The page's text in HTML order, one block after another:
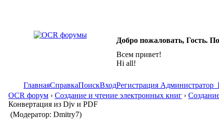
Добро пожаловать, Гость.
Всем привет!
Hi all!
ГлавнаяСправкаПоискВходРегистрация Администратор
OCR форум › Создание и чтение электронных книг ›
Конвертация из Djv и PDF
(Модератор: Dmitry7)